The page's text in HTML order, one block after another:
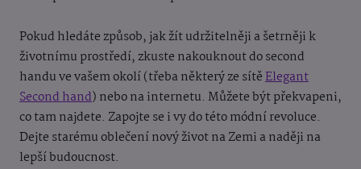
Pokud hledáte způsob, jak žít udržitelněji a šetrněji k
životnímu prostředí, zkuste nakouknout do second
handu ve vašem okolí (třeba některý ze sítěElegant
Second hand) nebo na internetu. Můžete být překvapeni,
co tam najdete. Zapojte se i vy do této módní revoluce.
Dejte starému oblečení nový život na Zemi a naději na
lepší budoucnost.